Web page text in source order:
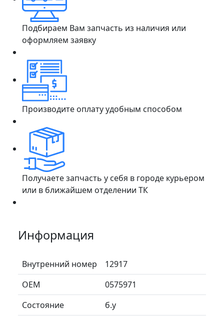
Подбираем Вам запчасть из наличия или
оформляем заявку
Производите оплату удобным способом
Получаете запчасть у себя в городе курьером
или в ближайшем отделении ТК
Информация
Внутренний номер
12917
ОЕМ
0575971
Состояние
б.у